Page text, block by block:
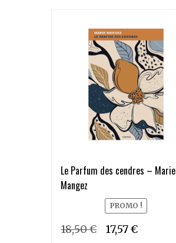
Le Parfum des cendres – Marie
Mangez
PROMO !
18,50€
Le
17,57€Le